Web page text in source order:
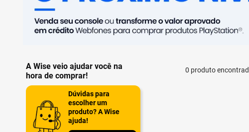
A Wise veio ajudar você na
hora de comprar!
Dúvidas para
escolher um
produto? A Wise
ajuda!
0 produto
5º notebook